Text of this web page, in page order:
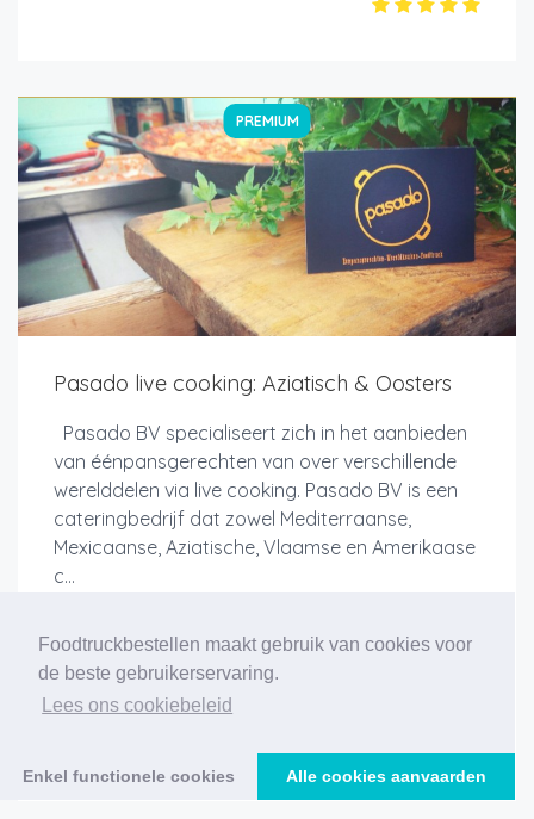
Foodtruckbestellen maakt gebruik van cookies voor
de beste gebruikerservaring.
Lees ons cookiebeleid
Enkel functionele cookies Alle cookies aanvaarden
PREMIUM
Pasado live cooking: Aziatisch & Oosters
Pasado BV specialiseert zich in het aanbieden
van éénpansgerechten van over verschillende
werelddelen via live cooking. Pasado BV is een
cateringbedrijf dat zowel Mediterraanse,
Mexicaanse, Aziatische, Vlaamse en Amerikaase
c...